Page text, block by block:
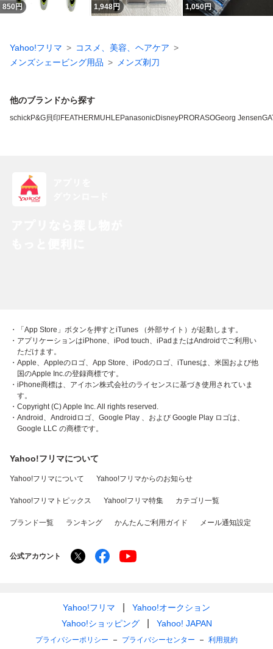
850 円 1,948円 1,050円
Yahoo!フリマ
コスメ、美容、ヘアケア
メンズシェービング用品
メンズ剃刀
他のブランドから探す
schickP&G貝印 FEATHER MUHLEPanasonicDisneyPRORASOGeorg Jensen
・「App Store」ボタンを押すとiTunes （外部サイト）が起動します。
・アプリケーションはiPhone、iPod touch、iPadまたはAndroidでご利用い
ただけます。
・Apple、Appleのロゴ、App Store、iPodのロゴ、iTunesは、米国および他
国のApple Inc.の登録商標です。
・iPhone商標は、アイホン株式会社のライセンスに基づき使用されていま
す。
・Copyright (C) Apple Inc. All rights reserved.
・Android、Androidロゴ、Google Play 、および Google Play ロゴは、
Google LLC の商標です。
Yahoo!フリマについて
Yahoo!フリマについて Yahoo!フリマからのお知らせ
Yahoo!フリマトピックス Yahoo!フリマ特集 カテゴリ一覧
ブランド一覧 ランキング かんたんご利用ガイド メール通知設定
公式アカウント
Yahoo!フリマ
Yahoo!オークション
Yahoo!ショッピング
Yahoo! JAPAN
プライバシーポリシー プライバシーセンター 利用規約